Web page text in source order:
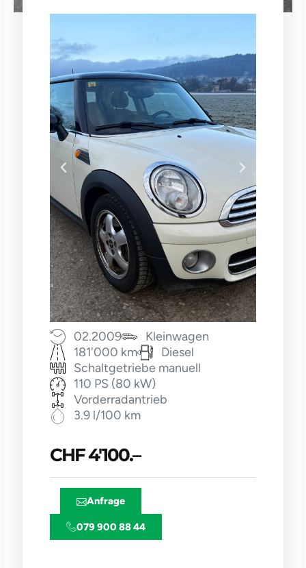
02.2009
Kleinwagen
181'000 km
Diesel
Schaltgetriebe manuell
110 PS (80 kW)
Vorderradantrieb
3.9 l/100 km
CHF 4'100.–
Anfrage
079 900 88 44